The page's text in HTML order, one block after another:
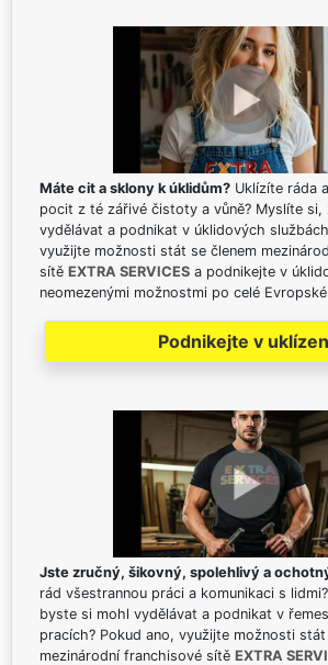
Máte cit a sklony k úklidům? Uklízíte ráda
pocit z té zářivé čistoty a vůně? Myslíte si,
vydělávat a podnikat v úklidových
využijte možnosti stát se členem
sítě EXTRA SERVICES a podnikejte v
neomezenými možnostmi po celé
Podnikejte v
Jste zručný, šikovný, spolehlivý a
rád všestrannou práci a komunikaci s
byste si mohl vydělávat a podnikat v
pracích? Pokud ano, využijte možnosti stát
mezinárodní franchisové sítě EXTRA